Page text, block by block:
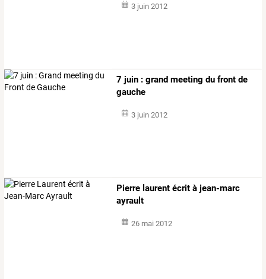
3 juin 2012
7 juin : grand meeting du front de
gauche
3 juin 2012
Pierre laurent écrit à jean-marc
ayrault
26 mai 2012